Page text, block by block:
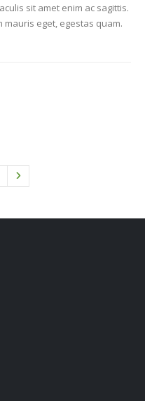
sit amet enim ac sagittis.
eget, egestas quam.